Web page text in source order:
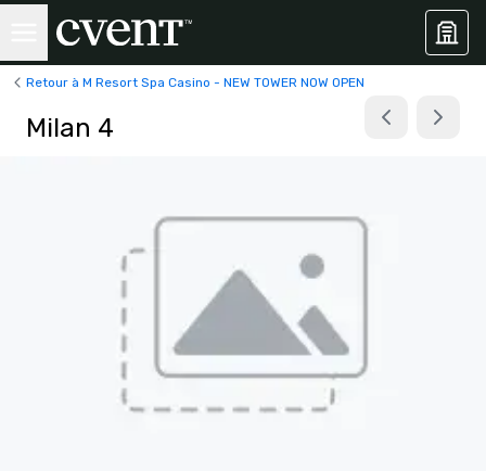
Retour à M Resort Spa Casino - NEW TOWER NOW OPEN
Milan 4